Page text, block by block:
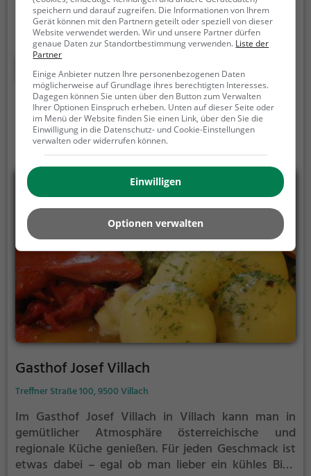
lassen. Hier kann man köstlichen Kaffee und leckeren
Kuchen genießen oder sich mit einem reichhaltigen
Frühstück für den Tag stärken. Doch das ist noch
längst nicht alles: Auch Bier, Wein und erfrischende
Cocktails stehen auf der Getränkekarte. Die Lounge
bietet somit für jeden Geschmack das Passende. Ob
alleine zum Entspannen, mit Freunden zum Plaudern
oder auf einen schnellen Kaffee - Rosina's Lounge ist
der perfekte Ort, um eine Auszeit vom Alltag zu
nehmen.
Mehr erfahren
Gasthof Josef Villach
Treffner Straße 100, 9500 Villach
Im Gasthof Josef Villach in Villach kann man in
gemütlicher Atmosphäre österreichische und
regionale Küche genießen. Für jeden Geschmack ist
etwas dabei – egal ob man lieber ein kühles Bier,
speichern und darauf zugreifen. Die Informationen von Ihrem
Gerät können mit den Partnern geteilt oder speziell von dieser
Website verwendet werden. Wir und unsere Partner dürfen
genaue Daten zur Standortbestimmung verwenden. Liste der
Partner
Einige Anbieter nutzen Ihre personenbezogenen Daten
möglicherweise auf Grundlage ihres berechtigten Interesses.
Dagegen können Sie unten über den Button zum Verwalten
Ihrer Optionen Einspruch erheben. Unten auf dieser Seite oder
im Menü der Website finden Sie einen Link, über den Sie die
Einwilligung in die Datenschutz- und Cookie-Einstellungen
verwalten oder widerrufen können.
Einwilligen
Optionen verwalten